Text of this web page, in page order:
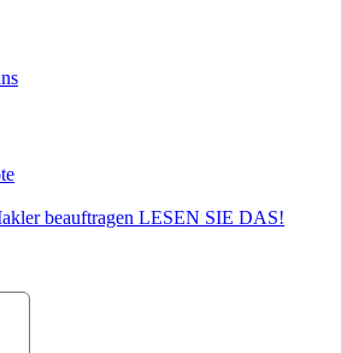
beauftragen LESEN SIE DAS!